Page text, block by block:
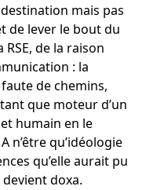
mais pas
de lever le bout du
de la raison
: la
de chemins,
que moteur d’un
humain en le
n’être qu’idéologie
qu’elle aurait pu
doxa.